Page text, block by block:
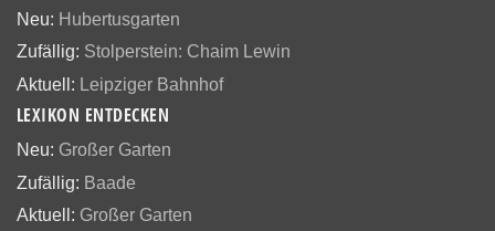
Neu: Hubertusgarten
Zufällig: Stolperstein: Chaim Lewin
Aktuell: Leipziger Bahnhof
LEXIKON ENTDECKEN
Neu: Großer Garten
Zufällig: Baade
Aktuell: Großer Garten